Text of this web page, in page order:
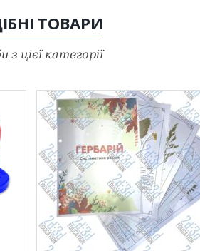
ТОВАРИ
з цієї категорії